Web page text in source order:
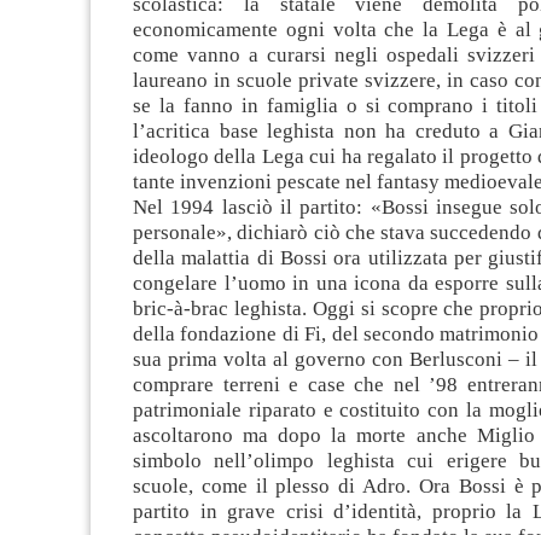
scolastica: la statale viene demolita
economicamente ogni volta che la Lega è al
come vanno a curarsi negli ospedali
laureano in scuole private svizzere, in caso
se la fanno in famiglia o si comprano i
l’acritica base leghista non ha creduto a
ideologo della Lega cui ha regalato il progetto
tante invenzioni pescate nel fantasy
Nel 1994 lasciò il partito: «Bossi insegue
personale», dichiarò ciò che stava
della malattia di Bossi ora utilizzata per
congelare l’uomo in una icona da esporre
bric-à-brac leghista. Oggi si scopre che
della fondazione di Fi, del secondo
sua prima volta al governo con Berlusconi –
comprare terreni e case che nel ’98
patrimoniale riparato e costituito con la
ascoltarono ma dopo la morte anche
simbolo nell’olimpo leghista cui erigere
scuole, come il plesso di Adro. Ora Bossi è
partito in grave crisi d’identità, proprio la